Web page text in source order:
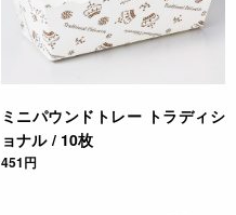
ミニパウンドトレー トラディシ
ョナル / 10枚
451円